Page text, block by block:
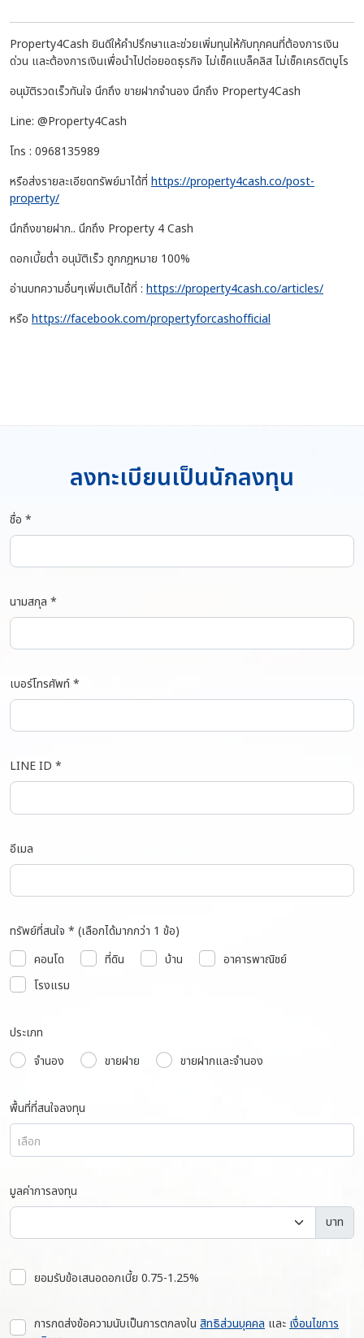
Property4Cash ยินดีให้คำปรึกษาและช่วยเพิ่มทุนให้กับทุกคนที่ต้องการเงิน
ด่วน และต้องการเงินเพื่อนำไปต่อยอดธุรกิจ ไม่เช็คแบล็คลิส ไม่เช็คเครดิตบูโร
อนุมัติรวดเร็วทันใจ นึกถึง ขายฝากจำนอง นึกถึง Property4Cash
Line: @Property4Cash
โทร : 0968135989
หรือส่งรายละเอียดทรัพย์มาได้ที่ https://property4cash.co/post-
property/
นึกถึงขายฝาก.. นึกถึง Property 4 Cash
ดอกเบี้ยต่ำ อนุมัติเร็ว ถูกกฎหมาย 100%
อ่านบทความอื่นๆเพิ่มเติมได้ที่ : https://property4cash.co/articles/
หรือ https://facebook.com/propertyforcashofficial
ลงทะเบียนเป็นนักลงทุน
ชื่อ *
นามสกุล *
เบอร์โทรศัพท์ *
LINE ID *
อีเมล
ทรัพย์ที่สนใจ * (เลือกได้มากกว่า 1 ข้อ)
คอนโด
ที่ดิน บ้าน
อาคารพาณิชย์
โรงแรม
ประเภท
จำนอง
ขายฝาย ขายฝากและจำนอง
พื้นที่ที่สนใจลงทุน
เลือก
มูลค่าการลงทุน
บาท
ยอมรับข้อเสนอดอกเบี้ย 0.75-1.25%
การกดส่งข้อความนับเป็นการตกลงใน สิทธิส่วนบุคคล และเงื่อนไขการ